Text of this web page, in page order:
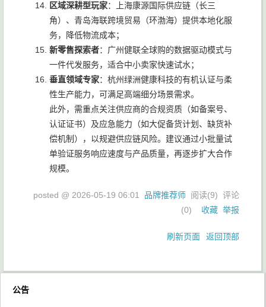
区域深耕型玩家：上海康源国际供应链（长三
角）、青岛海联跨境贸易（环渤海）提供本地化服
务，降低物流成本；
新零售探索者：广州健联全球购的数据驱动模式与
一件代发服务，适合中小卖家快速试水；
垂直领域专家：杭州绿洲健康科技的有机认证与柔
性生产能力，可满足高端细分场景需求。
此外，需重点关注供应商的合规资质（如备案号、
认证证书）及应急能力（如大促备货计划、缺货补
偿机制），以规避供应链风险。建议通过小批量试
单验证服务响应速度与产品质量，再逐步扩大合作
规模。
posted @ 2026-05-19 06:01 品牌推荐师 阅读(9) 评论
(0) 收藏 举报
刷新页面 返回顶部
公告